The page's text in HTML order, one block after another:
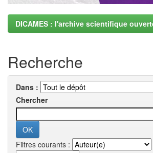
DICAMES : l'archive scientifique
Recherche
Dans :
Chercher
Filtres courants :